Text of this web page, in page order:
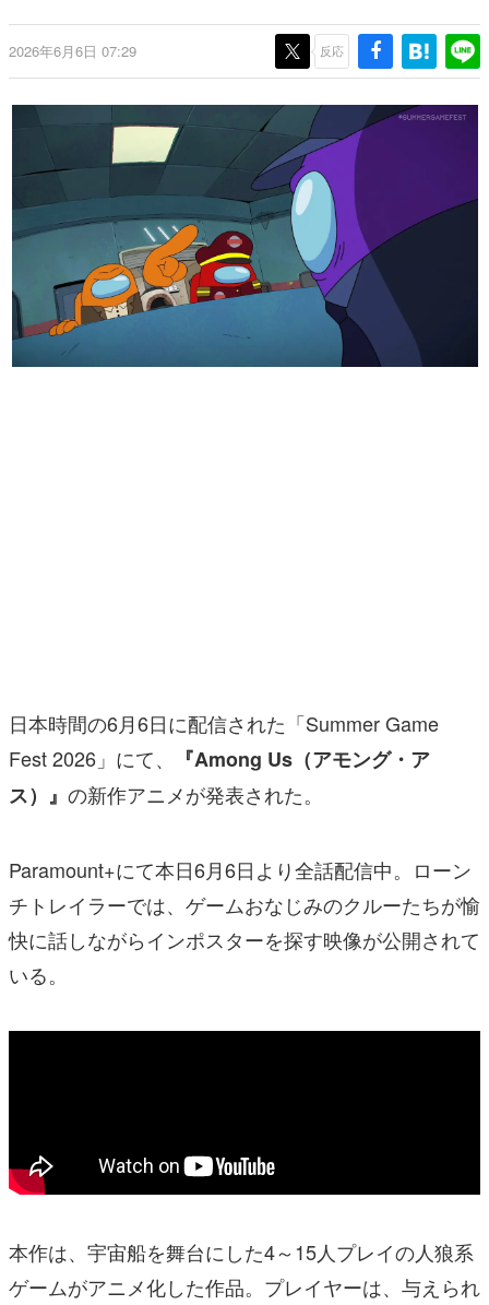
一先生によるゲーム業界レポートマンガです。
なんでゲームは面白い？
具体的な形から解き明かしていく、硬派で骨太な評論連載
です。
ゲームが変えた日本語
「経験値」「裏技」「ラスボス」… ゲームにまつわる言葉
の起源や用法の変遷を、コンピューター文化史研究家・タ
イニーP氏が徹底調査。
カテゴリ
特集記事
マンガ
2026年6月6日 07:29 反応
日本時間の6月6日に配信された「Summer Game
Fest 2026」にて、
『Among Us（アモング・ア
ス）』 の新作アニメが発表された。
Paramount+にて本日6月6日より全話配信中。ローン
チトレイラーでは、ゲームおなじみのクルーたちが愉
快に話しながらインポスターを探す映像が公開されて
いる。
本作は、宇宙船を舞台にした4～15人プレイの人狼系
ゲームがアニメ化した作品。プレイヤーは、与えられ